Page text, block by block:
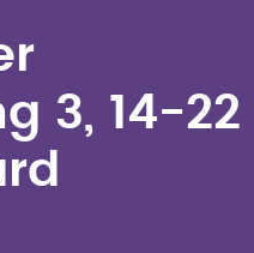
3, 14-22
3, 14-22